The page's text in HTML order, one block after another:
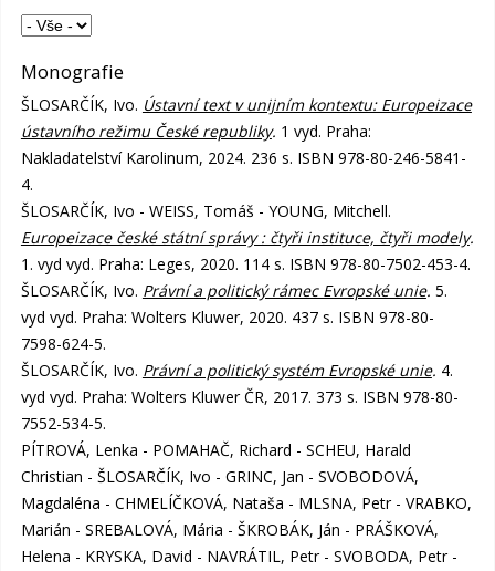
Monografie
ŠLOSARČÍK, Ivo. Ústavní text v unijním kontextu: Europeizace
ústavního režimu České republiky. 1 vyd. Praha:
Nakladatelství Karolinum, 2024. 236 s. ISBN 978-80-246-5841-
4.
ŠLOSARČÍK, Ivo - WEISS, Tomáš - YOUNG, Mitchell.
Europeizace české státní správy : čtyři instituce, čtyři modely.
1. vyd vyd. Praha: Leges, 2020. 114 s. ISBN 978-80-7502-453-4.
ŠLOSARČÍK, Ivo. Právní a politický rámec Evropské unie. 5.
vyd vyd. Praha: Wolters Kluwer, 2020. 437 s. ISBN 978-80-
7598-624-5.
ŠLOSARČÍK, Ivo. Právní a politický systém Evropské unie. 4.
vyd vyd. Praha: Wolters Kluwer ČR, 2017. 373 s. ISBN 978-80-
7552-534-5.
PÍTROVÁ, Lenka - POMAHAČ, Richard - SCHEU, Harald
Christian - ŠLOSARČÍK, Ivo - GRINC, Jan - SVOBODOVÁ,
Magdaléna - CHMELÍČKOVÁ, Nataša - MLSNA, Petr - VRABKO,
Marián - SREBALOVÁ, Mária - ŠKROBÁK, Ján - PRÁŠKOVÁ,
Helena - KRYSKA, David - NAVRÁTIL, Petr - SVOBODA, Petr -